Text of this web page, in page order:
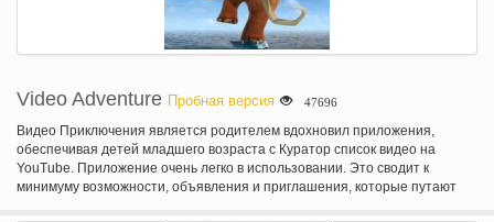
Video Adventure Пробная версия 47696
Видео Приключения является родителем вдохновил приложения,
обеспечивая детей младшего возраста с Куратор список видео на
YouTube. Приложение очень легко в использовании. Это сводит к
минимуму возможности, объявления и приглашения, которые путают